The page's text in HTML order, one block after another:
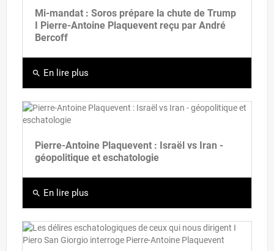
Mi-mandat : Soros prépare la chute de Trump
I Pierre-Antoine Plaquevent reçu par André
Bercoff
search En lire plus
Pierre-Antoine Plaquevent : Israël vs Iran -
géopolitique et eschatologie
search En lire plus